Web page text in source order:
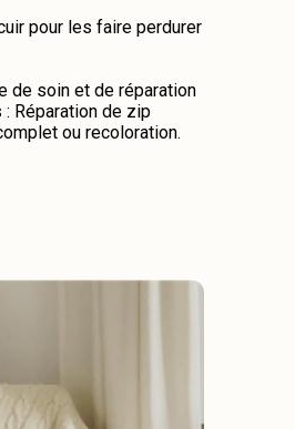
pour les faire perdurer
de soin et de réparation
Réparation de zip
ou recoloration.